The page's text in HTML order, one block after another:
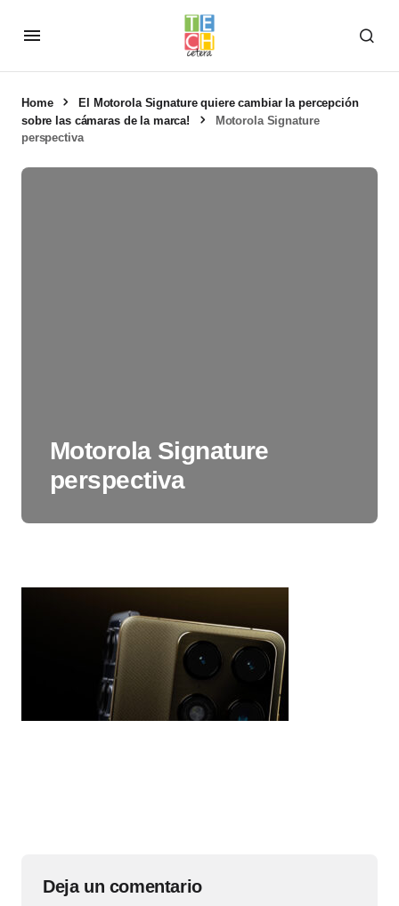
Home
El Motorola Signature quiere cambiar la percepción
sobre las cámaras de la marca!
Motorola Signature
perspectiva
Motorola Signature
perspectiva
Deja un comentario